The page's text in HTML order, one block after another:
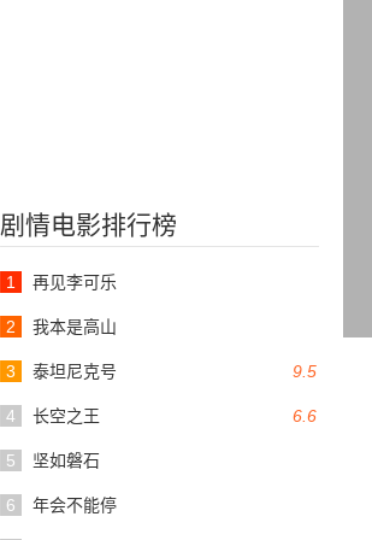
剧情电影排行榜
1 再见李可乐
2 我本是高山
9.5
3 泰坦尼克号
6.6
4 长空之王
5 坚如磐石
6 年会不能停